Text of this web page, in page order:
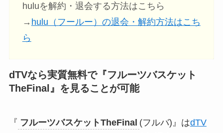
huluを解約・退会する方法はこちら
→ hulu（フールー）の退会・解約方法はこち
ら
dTVなら実質無料で『フルーツバスケット
TheFinal 』 を見ることが可能
『 フルーツバスケットTheFinal (フルバ)』はdTV